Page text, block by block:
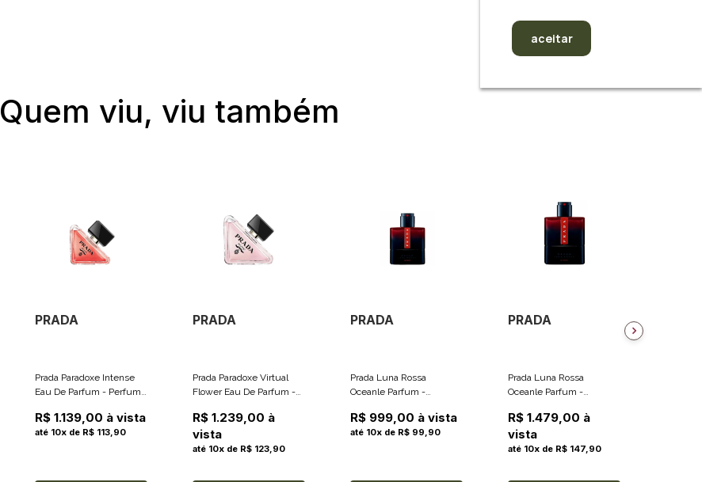
Quem viu, viu também
PRADA
Prada Paradoxe Intense
Eau De Parfum - Perfume
R$ 1.139,00 à vista
até 10x de R$ 113,90
PRADA
Prada Paradoxe Virtual
Flower Eau De Parfum -
R$ 1.239,00 à
vista
até 10x de R$ 123,90
PRADA
Prada Luna Rossa
Oceanle Parfum -
R$ 999,00 à vista
até 10x de R$ 99,90
PRADA
Prada Luna Rossa
Oceanle Parfum -
100ml
R$ 1.479,00 à
vista
até 10x de R$ 147,90
aceitar